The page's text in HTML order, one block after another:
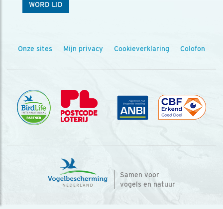
WORD LID
Onze sites Mijn privacy Cookieverklaring Colofon
Samen voor
vogels en natuur